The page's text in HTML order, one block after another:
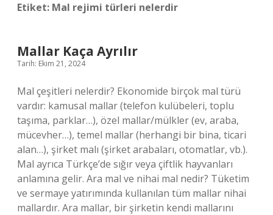
Etiket: Mal rejimi türleri nelerdir
Mallar Kaça Ayrılır
Tarih: Ekim 21, 2024
Mal çeşitleri nelerdir? Ekonomide birçok mal türü
vardır: kamusal mallar (telefon kulübeleri, toplu
taşıma, parklar…), özel mallar/mülkler (ev, araba,
mücevher…), temel mallar (herhangi bir bina, ticari
alan…), şirket malı (şirket arabaları, otomatlar, vb.).
Mal ayrıca Türkçe’de sığır veya çiftlik hayvanları
anlamına gelir. Ara mal ve nihai mal nedir? Tüketim
ve sermaye yatırımında kullanılan tüm mallar nihai
mallardır. Ara mallar, bir şirketin kendi mallarını